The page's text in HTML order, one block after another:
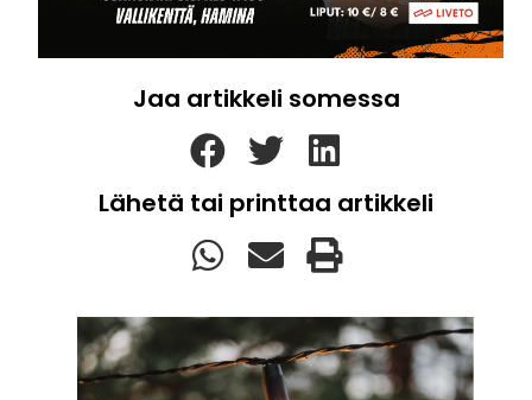
Jaa artikkeli somessa
Lähetä tai printtaa artikkeli